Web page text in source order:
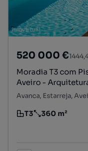
520 000 €
Moradia T3 com
Aveiro -
Avanca, Estarreja,
Tipologia
T3
Preço por metro
360 m²